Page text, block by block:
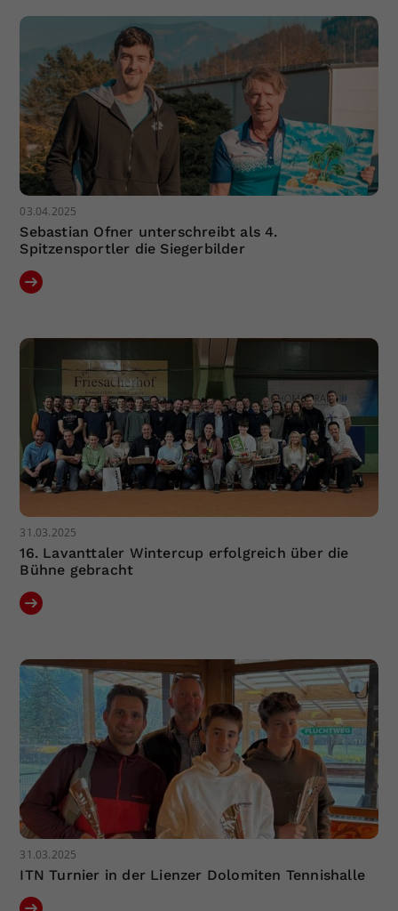
03.04.2025
Sebastian Ofner unterschreibt als 4.
Spitzensportler die Siegerbilder
31.03.2025
16. Lavanttaler Wintercup erfolgreich über die
Bühne gebracht
31.03.2025
ITN Turnier in der Lienzer Dolomiten Tennishalle